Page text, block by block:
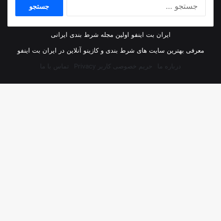
ایران بت اینفو اولین مجله شرط بندی ایرانی
معرفی بهترین سایت های شرط بندی و کازینو آنلاین در ایران بت اینفو
درباره ما
حریم خصوصی کاربر Privacy تماس با ما